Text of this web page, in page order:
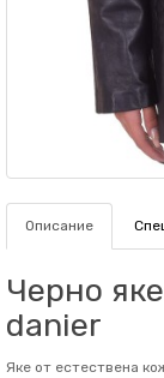
Описание
Черно
danier
Яке от естествена